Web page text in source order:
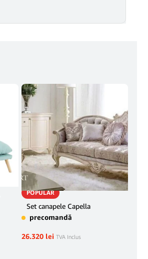
POPULAR
Set canapele Capella
precomandă
26.320 lei TVA Inclus